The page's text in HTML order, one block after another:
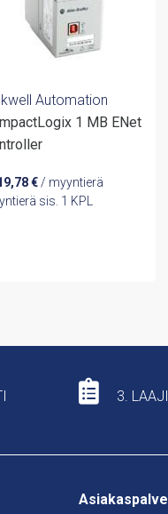
Automation
1 MB ENet
€/ myyntierä
sis. 1 KPL
3.